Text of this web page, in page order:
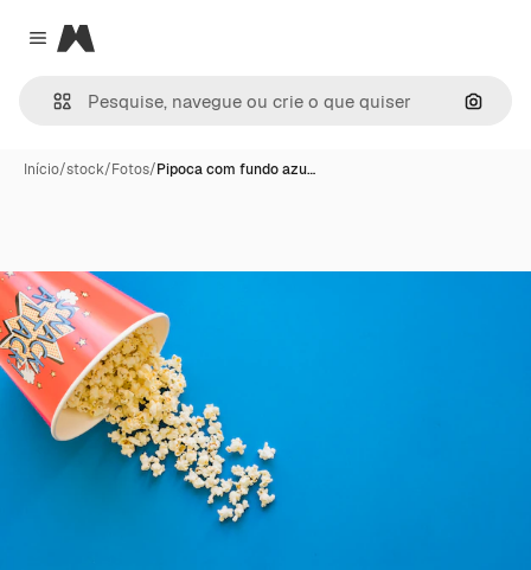
Close menu
Magnific
Início/stock/Fotos/Pipoca com fundo azu…